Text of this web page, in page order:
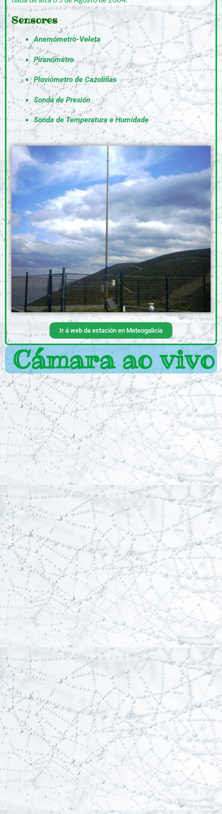
Sensores
Anemómetro-Veleta
Piranómetro
Pluviómetro de Cazoliñas
Sonda de Presión
Sonda de Temperatura e Humidade
Ir á web da estación en Meteogalicia
Cámara ao vivo